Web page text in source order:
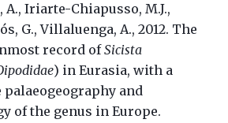
A., Iriarte-Chiapusso, M.J.,
G., Villaluenga, A., 2012. The
record ofSicista
) in Eurasia, with a
and
of the genus in Europe.